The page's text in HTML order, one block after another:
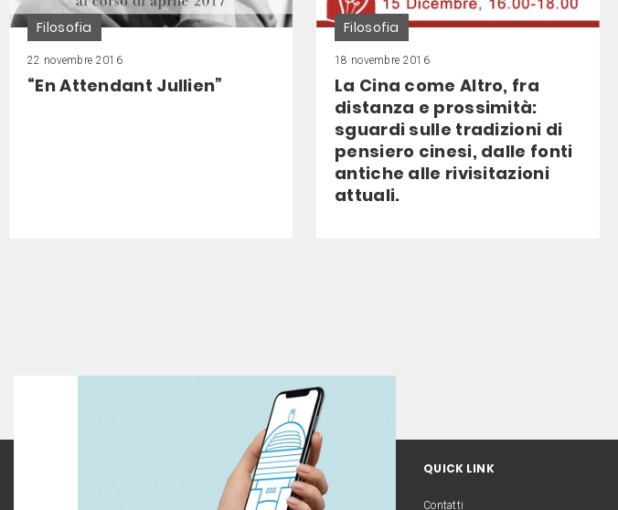
Filosofia
22 novembre 2016
“En Attendant Jullien”
Filosofia
18 novembre 2016
La Cina come Altro, fra
distanza e prossimità:
sguardi sulle tradizioni di
pensiero cinesi, dalle fonti
antiche alle rivisitazioni
attuali.
QUICK LINK
Contatti